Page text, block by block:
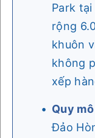
Park tại
rộng
khuôn
không
xếp
Quy
Đảo